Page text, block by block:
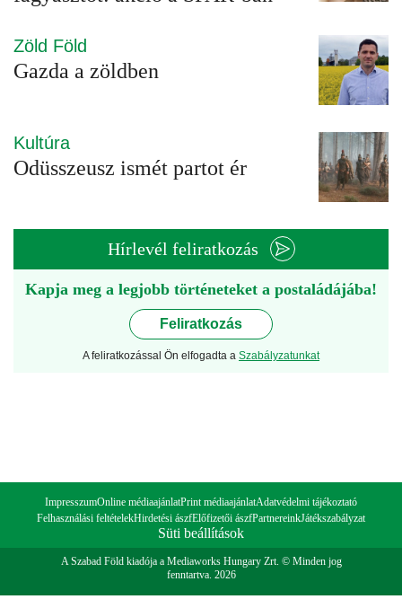
Zöld Föld
Gazda a zöldben
Kultúra
Odüsszeusz ismét partot ér
Hírlevél feliratkozás
Kapja meg a legjobb történeteket a postaládájába!
Feliratkozás
A feliratkozással Ön elfogadta a Szabályzatunkat
ImpresszumOnline médiaajánlatPrint médiaajánlatAdatvédelmi tájékoztató
Felhasználási feltételekHirdetési ászfElőfizetői ászfPartnereinkJátékszabályzat
Süti beállítások
A Szabad Föld kiadója a Mediaworks Hungary Zrt. © Minden jog
fenntartva. 2026